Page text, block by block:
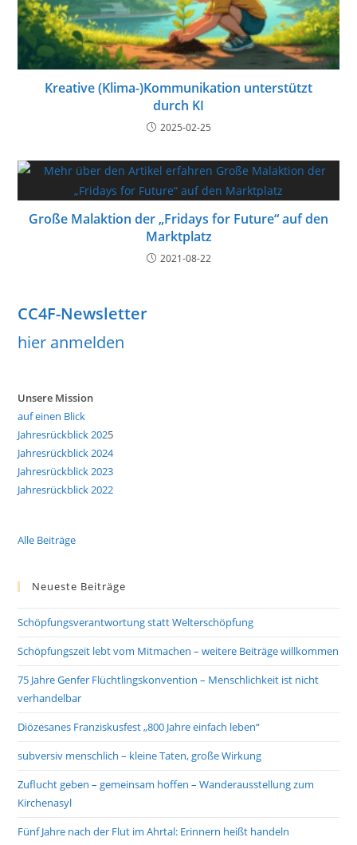
Kreative (Klima-)Kommunikation unterstützt
durch KI
2025-02-25
Große Malaktion der „Fridays for Future“ auf den
Marktplatz
2021-08-22
CC4F-Newsletter
hier anmelden
Unsere Mission
auf einen Blick
Jahresrückblick 2025
Jahresrückblick 2024
Jahresrückblick 2023
Jahresrückblick 2022
Alle Beiträge
Neueste Beiträge
Schöpfungsverantwortung statt Welterschöpfung
Schöpfungszeit lebt vom Mitmachen – weitere Beiträge willkommen
75 Jahre Genfer Flüchtlingskonvention – Menschlichkeit ist nicht
verhandelbar
Diözesanes Franziskusfest „800 Jahre einfach leben“
subversiv menschlich – kleine Taten, große Wirkung
Zuflucht geben – gemeinsam hoffen – Wanderausstellung zum
Kirchenasyl
Fünf Jahre nach der Flut im Ahrtal: Erinnern heißt handeln